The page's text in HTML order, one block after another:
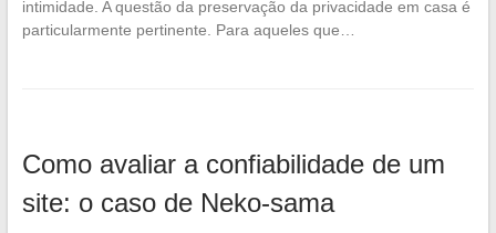
intimidade. A questão da preservação da privacidade em casa é
particularmente pertinente. Para aqueles que…
Como avaliar a confiabilidade de um
site: o caso de Neko-sama